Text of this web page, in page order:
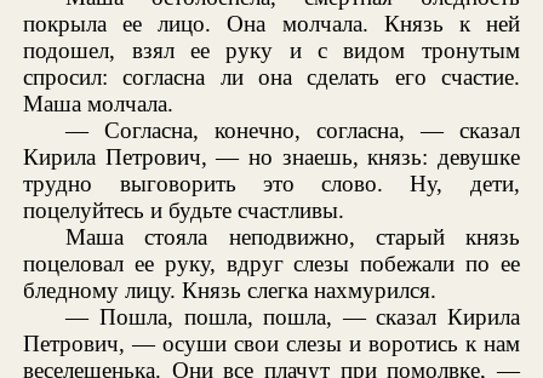
покрыла ее лицо. Она молчала. Князь к ней
подошел, взял ее руку и с видом тронутым
спросил: согласна ли она сделать его счастие.
Маша молчала.
— Согласна, конечно, согласна, — сказал
Кирила Петрович, — но знаешь, князь: девушке
трудно выговорить это слово. Ну, дети,
поцелуйтесь и будьте счастливы.
Маша стояла неподвижно, старый князь
поцеловал ее руку, вдруг слезы побежали по ее
бледному лицу. Князь слегка нахмурился.
— Пошла, пошла, пошла, — сказал Кирила
Петрович, — осуши свои слезы и воротись к нам
веселешенька. Они все плачут при помолвке, —